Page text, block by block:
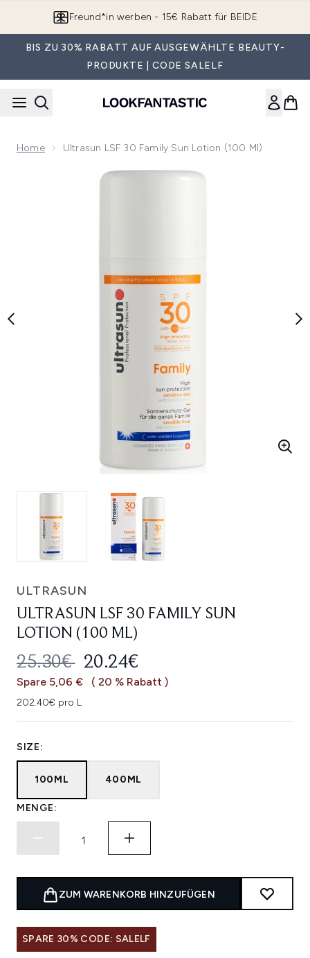
Freund*in werben - 15€ Rabatt für BEIDE
BIS ZU 30% RABATT AUF AUSGEWÄHLTE BEAUTY-
PRODUKTE | CODE SALELF
Home Ultrasun LSF 30 Family Sun Lotion (100 Ml)
Now showing image 1 Ultrasun LSF 30 Family Sun Lotion
ULTRASUN
ULTRASUN LSF 30 FAMILY SUN
LOTION (100 ML)
UNVERBINDLICHE
25.30€ AKTUELLER PREIS:
20.24€
Spare 5,06 € ( 20 % Rabatt )
202.40€ pro L
SIZE:
100ML 400ML
MENGE:
ZUM WARENKORB HINZUFÜGEN
SPARE 30% CODE: SALELF